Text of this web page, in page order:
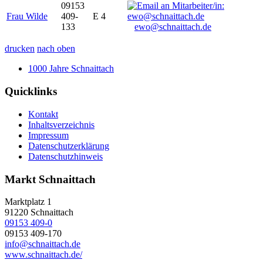
Frau Wilde
09153
409-
133
E 4
ewo@schnaittach.de
drucken nach oben
1000 Jahre Schnaittach
Quicklinks
Kontakt
Inhaltsverzeichnis
Impressum
Datenschutzerklärung
Datenschutzhinweis
Markt Schnaittach
Marktplatz 1
91220 Schnaittach
09153 409-0
09153 409-170
info@schnaittach.de
www.schnaittach.de/